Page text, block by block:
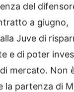
del
a giugno,
Juve di
e di poter
mercato. Non
la partenza di